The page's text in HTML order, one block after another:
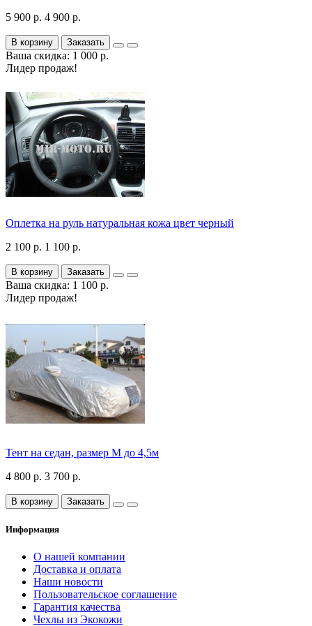
5 900 р. 4 900 р.
В корзину Заказать
Ваша скидка: 1 000 р.
Лидер продаж!
Оплетка на руль натуральная кожа цвет черный
2 100 р. 1 100 р.
В корзину Заказать
Ваша скидка: 1 100 р.
Лидер продаж!
Тент на седан, размер М до 4,5м
4 800 р. 3 700 р.
В корзину Заказать
Информация
О нашей компании
Доставка и оплата
Наши новости
Пользовательское соглашение
Гарантия качества
Чехлы из Экокожи